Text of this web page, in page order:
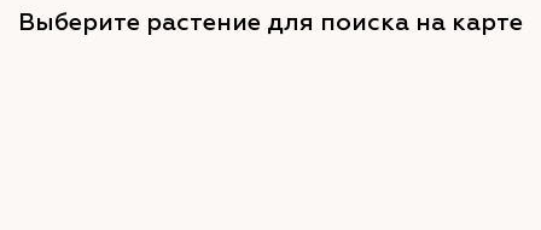
Выберите растение для поиска на карте